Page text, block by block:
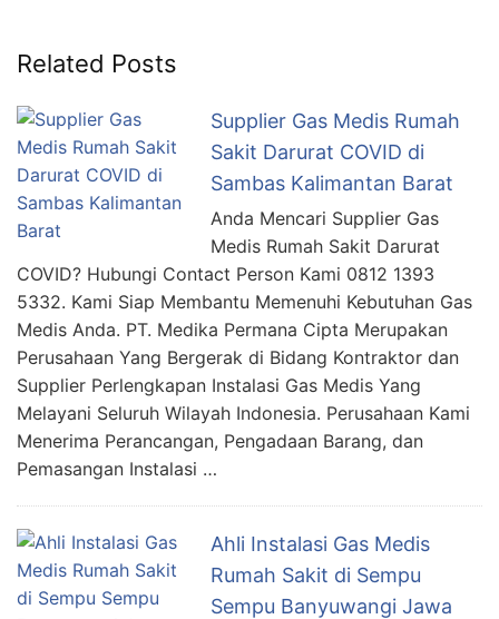
Related Posts
Supplier Gas Medis Rumah
Sakit Darurat COVID di
Sambas Kalimantan Barat
Anda Mencari Supplier Gas
Medis Rumah Sakit Darurat
COVID? Hubungi Contact Person Kami 0812 1393
5332. Kami Siap Membantu Memenuhi Kebutuhan Gas
Medis Anda. PT. Medika Permana Cipta Merupakan
Perusahaan Yang Bergerak di Bidang Kontraktor dan
Supplier Perlengkapan Instalasi Gas Medis Yang
Melayani Seluruh Wilayah Indonesia. Perusahaan Kami
Menerima Perancangan, Pengadaan Barang, dan
Pemasangan Instalasi …
Ahli Instalasi Gas Medis
Rumah Sakit di Sempu
Sempu Banyuwangi Jawa